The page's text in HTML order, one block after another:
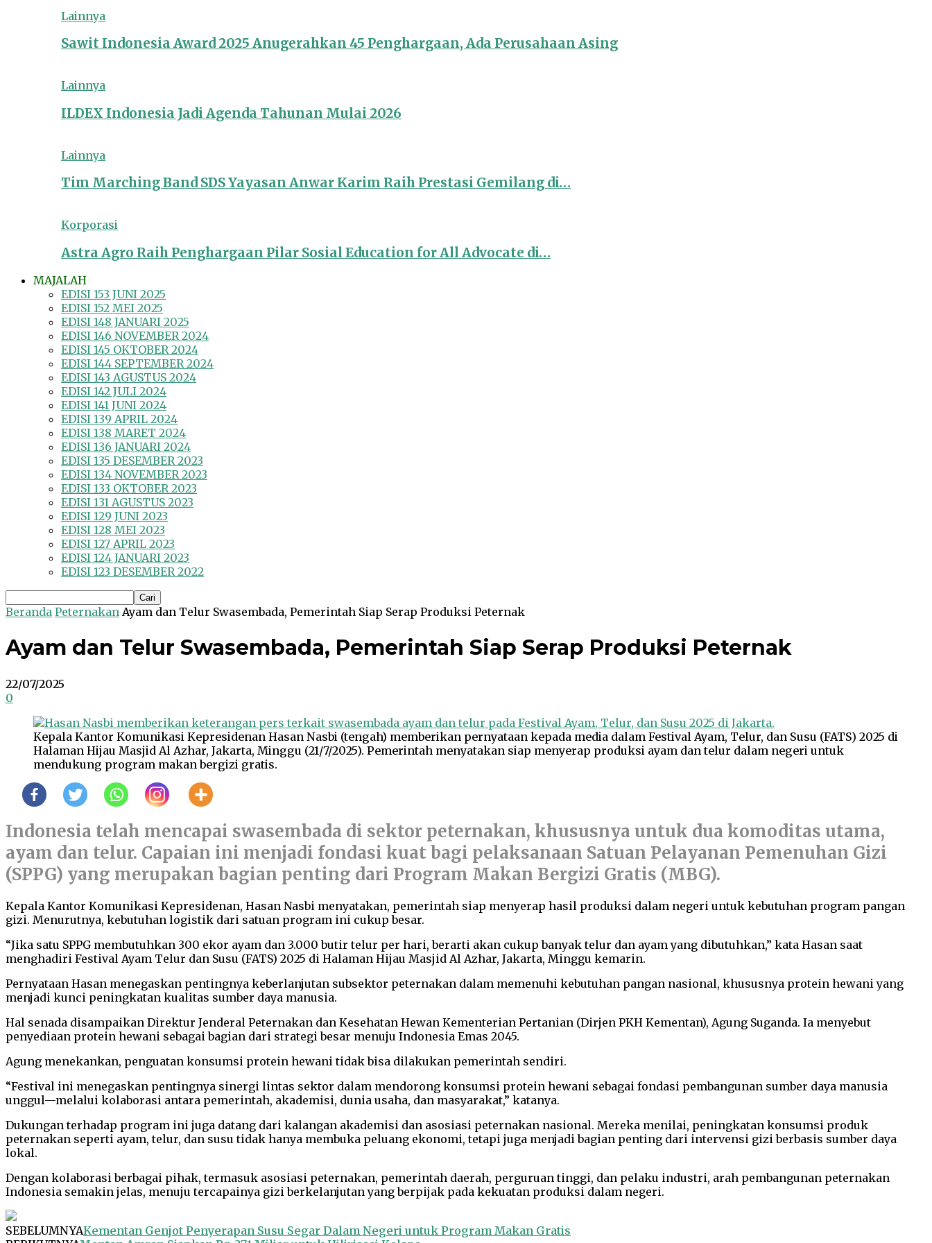
Lainnya
Sawit Indonesia Award 2025 Anugerahkan 45 Penghargaan, Ada Perusahaan Asing
Lainnya
ILDEX Indonesia Jadi Agenda Tahunan Mulai 2026
Lainnya
Tim Marching Band SDS Yayasan Anwar Karim Raih Prestasi Gemilang di…
Korporasi
Astra Agro Raih Penghargaan Pilar Sosial Education for All Advocate di…
MAJALAH
EDISI 153 JUNI 2025
EDISI 152 MEI 2025
EDISI 148 JANUARI 2025
EDISI 146 NOVEMBER 2024
EDISI 145 OKTOBER 2024
EDISI 144 SEPTEMBER 2024
EDISI 143 AGUSTUS 2024
EDISI 142 JULI 2024
EDISI 141 JUNI 2024
EDISI 139 APRIL 2024
EDISI 138 MARET 2024
EDISI 136 JANUARI 2024
EDISI 135 DESEMBER 2023
EDISI 134 NOVEMBER 2023
EDISI 133 OKTOBER 2023
EDISI 131 AGUSTUS 2023
EDISI 129 JUNI 2023
EDISI 128 MEI 2023
EDISI 127 APRIL 2023
EDISI 124 JANUARI 2023
EDISI 123 DESEMBER 2022
Beranda Peternakan Ayam dan Telur Swasembada, Pemerintah Siap Serap Produksi Peternak
Ayam dan Telur Swasembada, Pemerintah Siap Serap Produksi Peternak
22/07/2025
0
Kepala Kantor Komunikasi Kepresidenan Hasan Nasbi (tengah) memberikan pernyataan kepada media dalam Festival Ayam, Telur, dan Susu (FATS) 2025 di
Halaman Hijau Masjid Al Azhar, Jakarta, Minggu (21/7/2025). Pemerintah menyatakan siap menyerap produksi ayam dan telur dalam negeri untuk
mendukung program makan bergizi gratis.
Indonesia telah mencapai swasembada di sektor peternakan, khususnya untuk dua komoditas utama,
ayam dan telur. Capaian ini menjadi fondasi kuat bagi pelaksanaan Satuan Pelayanan Pemenuhan Gizi
(SPPG) yang merupakan bagian penting dari Program Makan Bergizi Gratis (MBG).
Kepala Kantor Komunikasi Kepresidenan, Hasan Nasbi menyatakan, pemerintah siap menyerap hasil produksi dalam negeri untuk kebutuhan program pangan
gizi. Menurutnya, kebutuhan logistik dari satuan program ini cukup besar.
“Jika satu SPPG membutuhkan 300 ekor ayam dan 3.000 butir telur per hari, berarti akan cukup banyak telur dan ayam yang dibutuhkan,” kata Hasan saat
menghadiri Festival Ayam Telur dan Susu (FATS) 2025 di Halaman Hijau Masjid Al Azhar, Jakarta, Minggu kemarin.
Pernyataan Hasan menegaskan pentingnya keberlanjutan subsektor peternakan dalam memenuhi kebutuhan pangan nasional, khususnya protein hewani yang
menjadi kunci peningkatan kualitas sumber daya manusia.
Hal senada disampaikan Direktur Jenderal Peternakan dan Kesehatan Hewan Kementerian Pertanian (Dirjen PKH Kementan), Agung Suganda. Ia menyebut
penyediaan protein hewani sebagai bagian dari strategi besar menuju Indonesia Emas 2045.
Agung menekankan, penguatan konsumsi protein hewani tidak bisa dilakukan pemerintah sendiri.
“Festival ini menegaskan pentingnya sinergi lintas sektor dalam mendorong konsumsi protein hewani sebagai fondasi pembangunan sumber daya manusia
unggul—melalui kolaborasi antara pemerintah, akademisi, dunia usaha, dan masyarakat,” katanya.
Dukungan terhadap program ini juga datang dari kalangan akademisi dan asosiasi peternakan nasional. Mereka menilai, peningkatan konsumsi produk
peternakan seperti ayam, telur, dan susu tidak hanya membuka peluang ekonomi, tetapi juga menjadi bagian penting dari intervensi gizi berbasis sumber daya
lokal.
Dengan kolaborasi berbagai pihak, termasuk asosiasi peternakan, pemerintah daerah, perguruan tinggi, dan pelaku industri, arah pembangunan peternakan
Indonesia semakin jelas, menuju tercapainya gizi berkelanjutan yang berpijak pada kekuatan produksi dalam negeri.
SEBELUMNYAKementan Genjot Penyerapan Susu Segar Dalam Negeri untuk Program Makan Gratis